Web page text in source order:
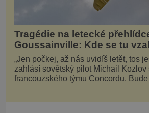
Tragédie na letecké
Goussainville: Kde se tu
„Jen počkej, až nás uvidíš letět, tos
zahlásí sovětský pilot Michail Kozlov
francouzského týmu Concordu.
konkurenční boj, co bude stát za